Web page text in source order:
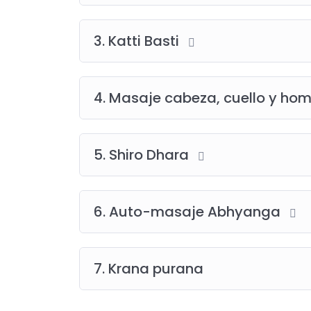
3. Katti Basti
4. Masaje cabeza, cuello y
5. Shiro Dhara
6. Auto-masaje Abhyanga
7. Krana purana